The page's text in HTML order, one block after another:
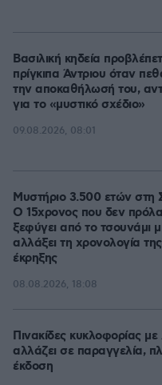
Βασιλική κηδεία
πρίγκιπα Άντριου όταν
την αποκαθήλωσή του,
για το «μυστικό σχέδιο»
09.08.2026, 08:01
Μυστήριο 3.500 ετών στη
Ο 15χρονος που δεν
ξεφύγει από το τσουνάμι
αλλάξει τη χρονολογία
έκρηξης
08.08.2026, 18:08
Πινακίδες κυκλοφορίας με
αλλάζει σε παραγγελία,
έκδοση